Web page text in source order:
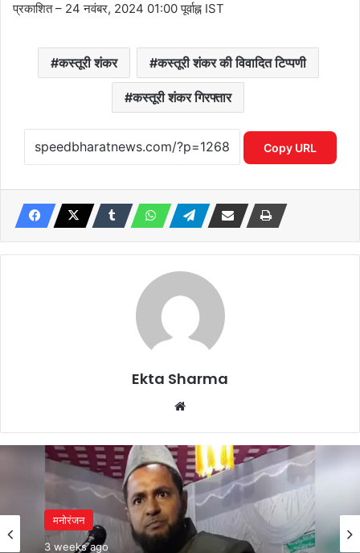
प्रकाशित– 24 नवंबर, 2024 01:00 पूर्वाह्न IST
कस्तूरी शंकर कस्तूरी शंकर की विवादित टिप्पणी
कस्तूरी शंकर गिरफ्तार
Copy URL
Ekta Sharma
मनोरंजन
मनोरंजन